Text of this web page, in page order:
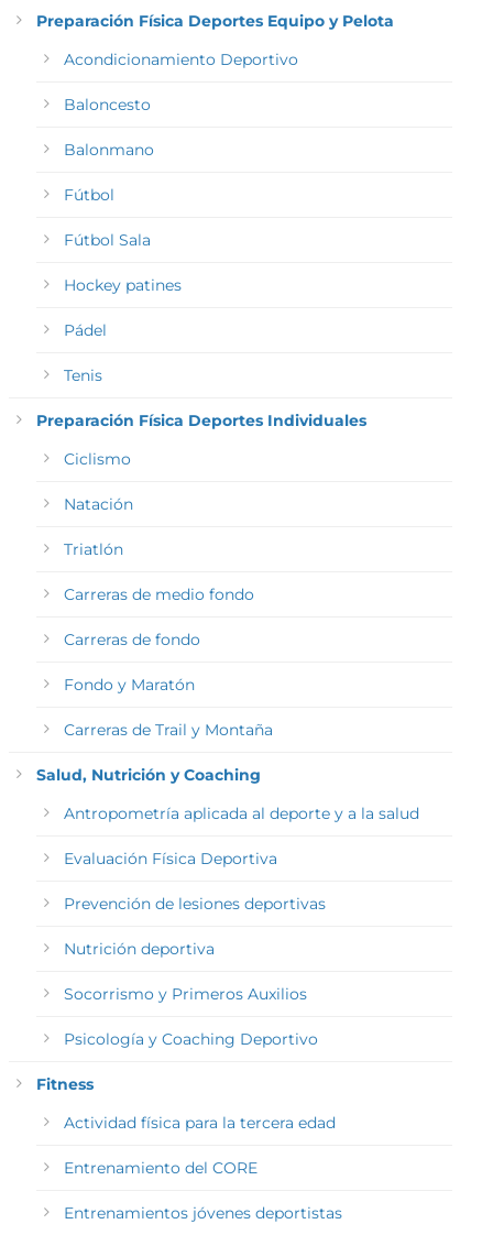
Preparación Física Deportes Equipo y Pelota
Acondicionamiento Deportivo
Baloncesto
Balonmano
Fútbol
Fútbol Sala
Hockey patines
Pádel
Tenis
Preparación Física Deportes Individuales
Ciclismo
Natación
Triatlón
Carreras de medio fondo
Carreras de fondo
Fondo y Maratón
Carreras de Trail y Montaña
Salud, Nutrición y Coaching
Antropometría aplicada al deporte y a la salud
Evaluación Física Deportiva
Prevención de lesiones deportivas
Nutrición deportiva
Socorrismo y Primeros Auxilios
Psicología y Coaching Deportivo
Fitness
Actividad física para la tercera edad
Entrenamiento del CORE
Entrenamientos jóvenes deportistas